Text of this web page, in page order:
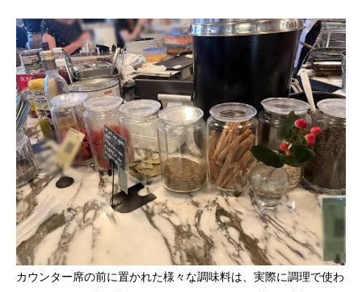
カウンター席の前に置かれた様々な調味料は、実際に調理で使わ